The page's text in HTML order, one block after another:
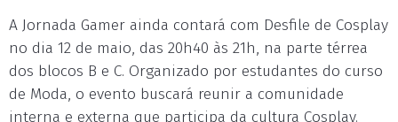
A Jornada Gamer ainda contará com Desfile de Cosplay
no dia 12 de maio, das 20h40 às 21h, na parte térrea
dos blocos B e C. Organizado por estudantes do curso
de Moda, o evento buscará reunir a comunidade
interna e externa que participa da cultura Cosplay.